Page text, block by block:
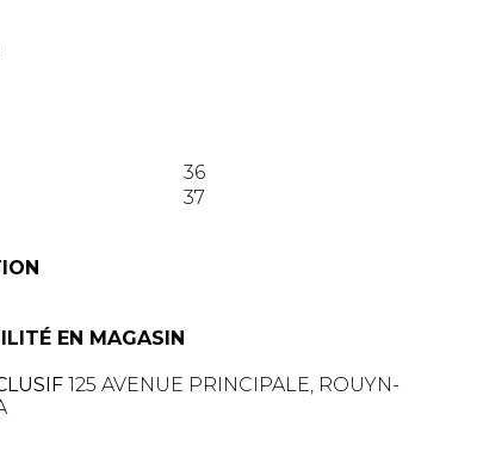
36
37
EN MAGASIN
125 AVENUE PRINCIPALE, ROUYN-